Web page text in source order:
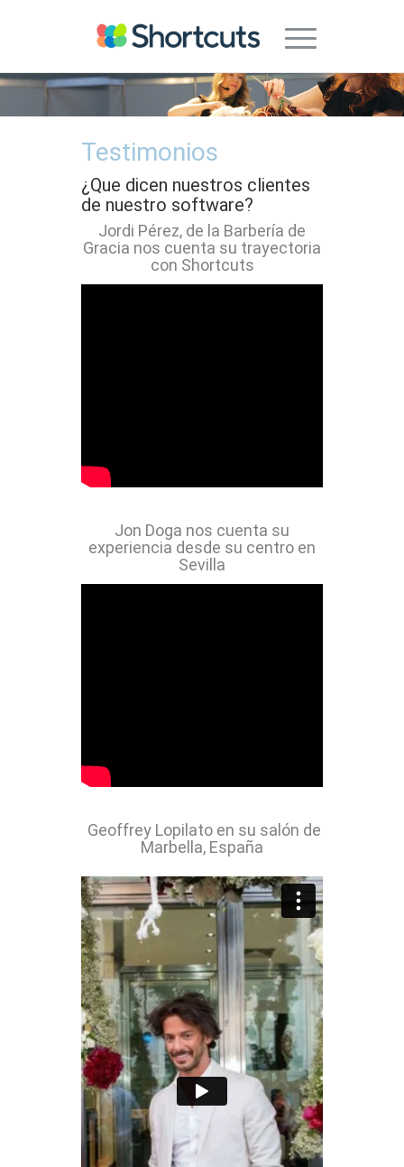
Testimonios
¿Que dicen nuestros clientes
de nuestro software?
Jordi Pérez, de la Barbería de
Gracia nos cuenta su trayectoria
con Shortcuts
Jon Doga nos cuenta su
experiencia desde su centro en
Sevilla
Geoffrey Lopilato en su salón de
Marbella, España